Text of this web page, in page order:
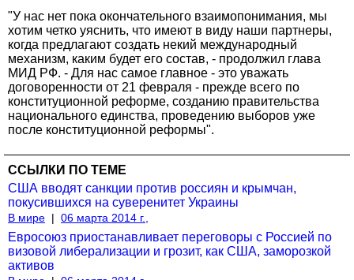
"У нас нет пока окончательного взаимопонимания, мы
хотим четко уяснить, что имеют в виду наши партнеры,
когда предлагают создать некий международный
механизм, каким будет его состав, - продолжил глава
МИД РФ. - Для нас самое главное - это уважать
договоренности от 21 февраля - прежде всего по
конституционной реформе, созданию правительства
национального единства, проведению выборов уже
после конституционной реформы".
ССЫЛКИ ПО ТЕМЕ
США вводят санкции против россиян и крымчан,
покусившихся на суверенитет Украины
В мире | 06 марта 2014 г.,
Евросоюз приостанавливает переговоры с Россией по
визовой либерализации и грозит, как США, заморозкой
активов